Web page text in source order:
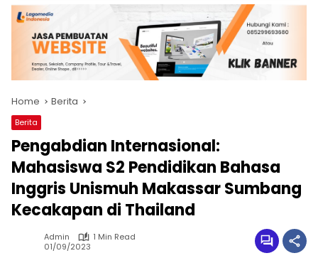
Home Berita
Berita
Pengabdian Internasional:
Mahasiswa S2 Pendidikan Bahasa
Inggris Unismuh Makassar Sumbang
Kecakapan di Thailand
Admin
1 Min Read
01/09/2023